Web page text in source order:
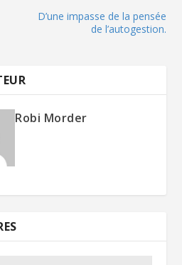
D’une impasse de la pensée
de l’autogestion.
Robi Morder